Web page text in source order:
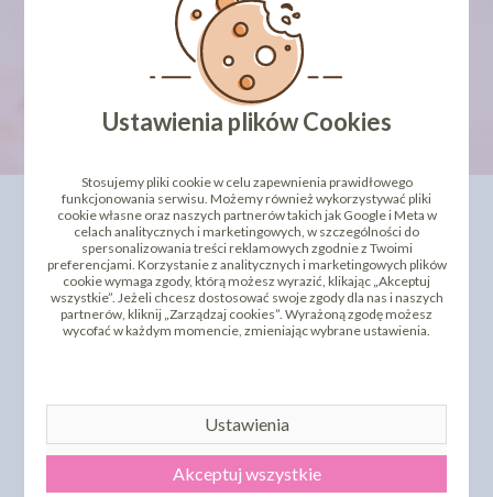
newsletter
INFORMACJE
Dostawa i koszty wysyłki
Regulamin
Strona główna
Odbiór osobisty
Dostępne Płatność
Certyfikaty i Dokumentacje
Szkolenia i Kursy
Pliki pomocy technicznej
OFERTA
Dla Biznesu
Szkolenia i kursy
Bestseller
Polecamy
Sklepy partnerskie
Ustawienia plików Cookies
Stosujemy pliki cookie w celu zapewnienia prawidłowego
funkcjonowania serwisu. Możemy również wykorzystywać pliki
cookie własne oraz naszych partnerów takich jak Google i Meta w
celach analitycznych i marketingowych, w szczególności do
spersonalizowania treści reklamowych zgodnie z Twoimi
preferencjami. Korzystanie z analitycznych i marketingowych plików
cookie wymaga zgody, którą możesz wyrazić, klikając „Akceptuj
wszystkie”. Jeżeli chcesz dostosować swoje zgody dla nas i naszych
partnerów, kliknij „Zarządzaj cookies”. Wyrażoną zgodę możesz
wycofać w każdym momencie, zmieniając wybrane ustawienia.
Ustawienia
Akceptuj wszystkie